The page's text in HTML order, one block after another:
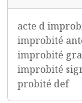
acte d
improbité
improbité
improbité
probité def